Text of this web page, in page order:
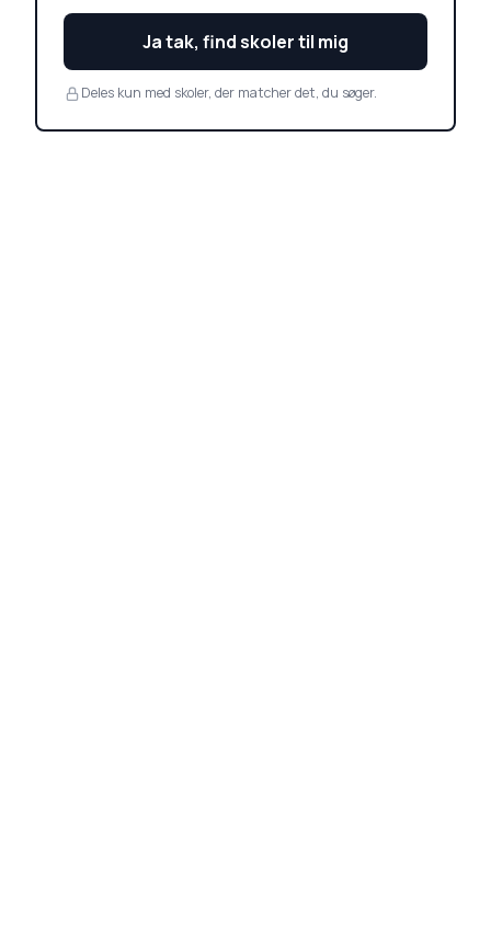
Ja tak, find skoler til mig
Deles kun med skoler, der matcher det, du søger.